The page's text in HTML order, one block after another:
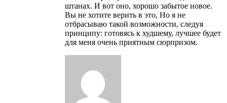
штанах. И вот оно, хорошо забытое новое.
Вы не хотите верить в это, Но я не
отбрасываю такой возможности, следуя
принципу: готовясь к худшему, лучшее будет
для меня очень приятным сюрпризом.